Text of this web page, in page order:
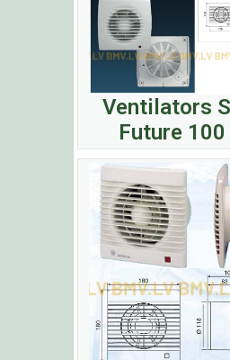
Ventilators
Future 100